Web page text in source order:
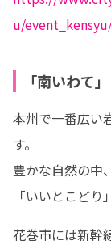
u/
「南いわて
本州で一番広い
す。
豊かな自然の中
「いいとこどり
花巻市には新幹